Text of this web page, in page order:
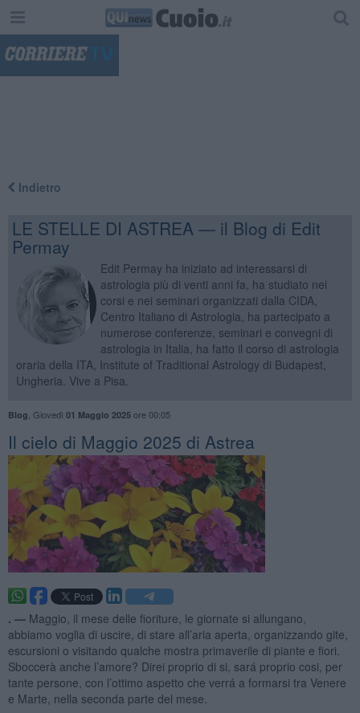
Indietro
LE STELLE DI ASTREA — il Blog di Edit
Permay
Edit Permay ha iniziato ad interessarsi di
astrologia più di venti anni fa, ha studiato nei
corsi e nei seminari organizzati dalla CIDA,
Centro Italiano di Astrologia, ha partecipato a
numerose conferenze, seminari e convegni di
astrologia in Italia, ha fatto il corso di astrologia
oraria della ITA, Institute of Traditional Astrology di Budapest,
Ungheria. Vive a Pisa.
Blog Giovedì 01 Maggio 2025ore 00:05
​Il cielo di Maggio 2025 di Astrea
. — Maggio, il mese delle fioriture, le giornate si allungano,
abbiamo voglia di uscire, di stare all’aria aperta, organizzando gite,
escursioni o visitando qualche mostra primaverile di piante e fiori.
Sboccerà anche l’amore? Direi proprio di si, sará proprio cosi, per
tante persone, con l’ottimo aspetto che verrá a formarsi tra Venere
e Marte, nella seconda parte del mese.